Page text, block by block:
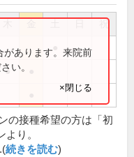
祝
●
があります。来院前
い。
×閉じる
の接種希望の方は「初
り。
続きを読む)